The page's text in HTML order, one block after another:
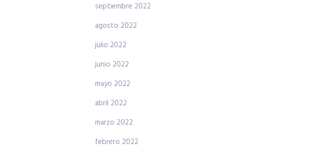
septiembre 2022
agosto 2022
julio 2022
junio 2022
mayo 2022
abril 2022
marzo 2022
febrero 2022